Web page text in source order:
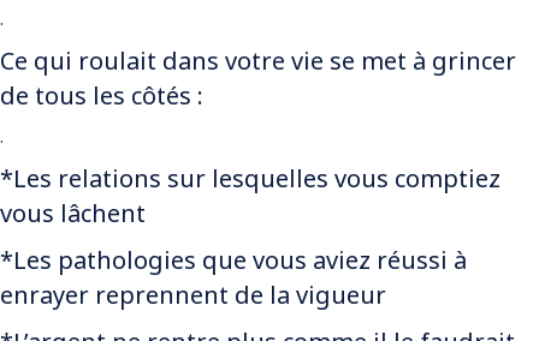
.
Ce qui roulait dans votre vie se met à grincer
de tous les côtés :
.
*Les relations sur lesquelles vous comptiez
vous lâchent
*Les pathologies que vous aviez réussi à
enrayer reprennent de la vigueur